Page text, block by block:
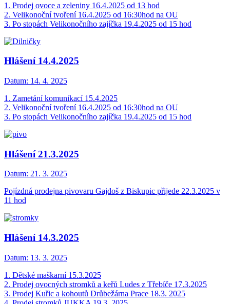
1. Prodej ovoce a zeleniny 16.4.2025 od 13 hod
2. Velikonoční tvoření 16.4.2025 od 16:30hod na OU
3. Po stopách Velikonočního zajíčka 19.4.2025 od 15 hod
Hlášení 14.4.2025
Datum: 14. 4. 2025
1. Zametání komunikací 15.4.2025
2. Velikonoční tvoření 16.4.2025 od 16:30hod na OU
3. Po stopách Velikonočního zajíčka 19.4.2025 od 15 hod
Hlášení 21.3.2025
Datum: 21. 3. 2025
Pojízdná prodejna pivovaru Gajdoš z Biskupic přijede 22.3.2025 v
11 hod
Hlášení 14.3.2025
Datum: 13. 3. 2025
1. Dětské maškarní 15.3.2025
2. Prodej ovocných stromků a keřů Ludes z Třebíče 17.3.2025
3. Prodej Kuřic a kohoutů Drůbežárna Prace 18.3. 2025